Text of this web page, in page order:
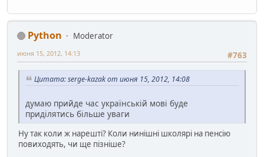
Python
Moderator
#763
июня 15, 2012, 14:13
Цитата: serge-kazak от июня 15, 2012, 14:08
думаю прийде час українській мові буде
приділятись більше уваги
Ну так коли ж нарешті? Коли нинішні школярі на пенсію
повиходять, чи ще пізніше?